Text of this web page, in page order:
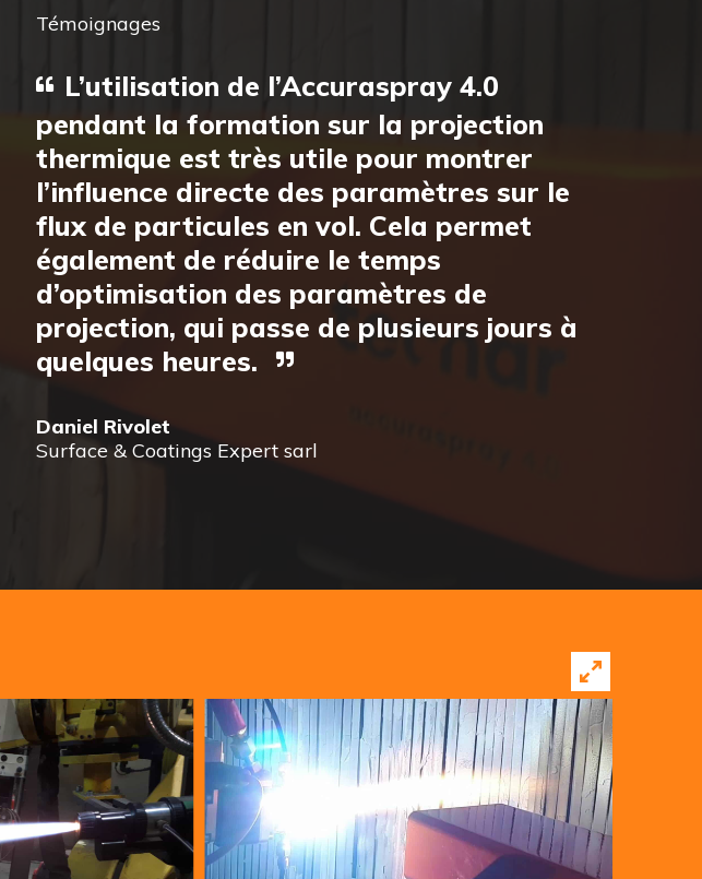
Témoignages
L’utilisation de l’Accuraspray 4.0
pendant la formation sur la projection
thermique est très utile pour montrer
l’influence directe des paramètres sur le
flux de particules en vol. Cela permet
également de réduire le temps
d’optimisation des paramètres de
projection, qui passe de plusieurs jours à
quelques heures.
Daniel Rivolet
Surface & Coatings Expert sarl